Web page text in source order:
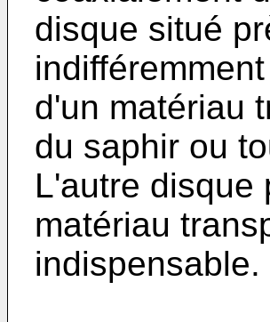
disque situé
d'un matériau
du saphir ou
L'autre disque
matériau
indispensable.